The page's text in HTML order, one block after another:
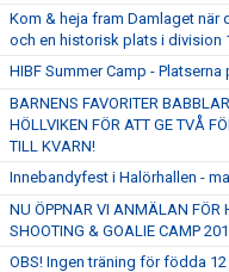
Kom & heja fram Damlaget när
och en historisk plats i division
HIBF Summer Camp -
BARNENS FAVORITER
HÖLLVIKEN FÖR ATT GE TVÅ
TILL KVARN!
Innebandyfest i Halörhallen -
NU ÖPPNAR VI ANMÄLAN FÖR
SHOOTING & GOALIE CAMP
OBS! Ingen träning för födda